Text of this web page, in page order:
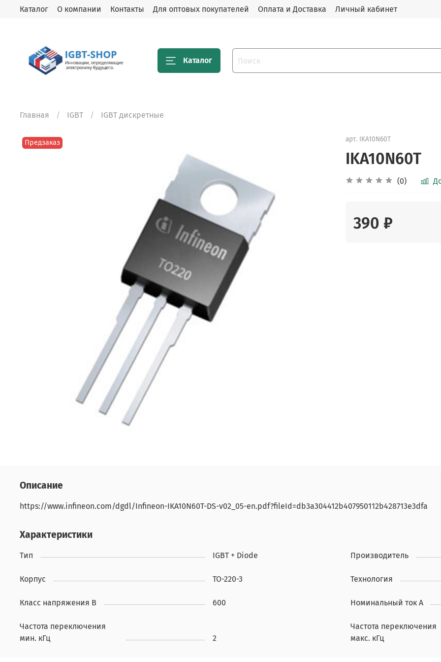
Каталог О компании Контакты Для оптовых покупателей Оплата и Доставка Личный кабинет
Каталог
Главная IGBT IGBT дискретные
Предзаказ арт. IKA10N60T
IKA10N60T
(0)
390 ₽
Описание
https://www.infineon.com/dgdl/Infineon-IKA10N60T-DS-v02_05-en.pdf?fileId=db3a304412b407950112b428713e3dfa
Характеристики
Тип IGBT + Diode Производитель
Корпус TO-220-3 Технология
Класс напряжения В 600 Номинальный ток А
Частота переключения
мин. кГц
2
Частота переключения
макс. кГц